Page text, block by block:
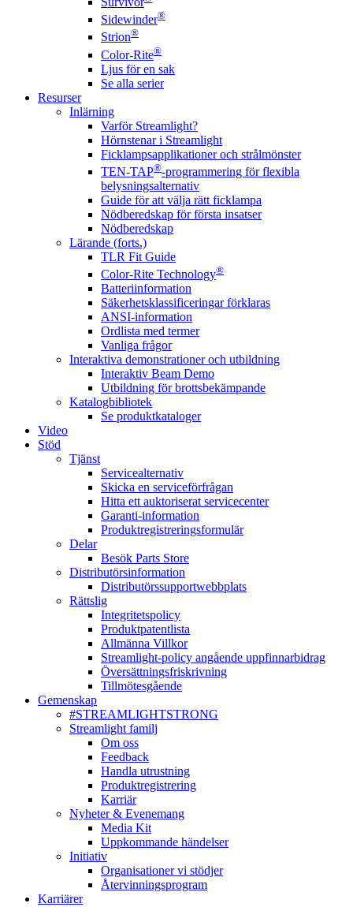
Sidewinder®
Strion®
Color-Rite®
Ljus för en sak
Se alla serier
Resurser
Inlärning
Varför Streamlight?
Hörnstenar i Streamlight
Ficklampsapplikationer och strålmönster
TEN-TAP®-programmering för flexibla
belysningsalternativ
Guide för att välja rätt ficklampa
Nödberedskap för första insatser
Nödberedskap
Lärande (forts.)
TLR Fit Guide
Color-Rite Technology®
Batteriinformation
Säkerhetsklassificeringar förklaras
ANSI-information
Ordlista med termer
Vanliga frågor
Interaktiva demonstrationer och utbildning
Interaktiv Beam Demo
Utbildning för brottsbekämpande
Katalogbibliotek
Se produktkataloger
Video
Stöd
Tjänst
Servicealternativ
Skicka en serviceförfrågan
Hitta ett auktoriserat servicecenter
Garanti-information
Produktregistreringsformulär
Delar
Besök Parts Store
Distributörsinformation
Distributörssupportwebbplats
Rättslig
Integritetspolicy
Produktpatentlista
Allmänna Villkor
Streamlight-policy angående uppfinnarbidrag
Översättningsfriskrivning
Tillmötesgående
Gemenskap
#STREAMLIGHTSTRONG
Streamlight familj
Om oss
Feedback
Handla utrustning
Produktregistrering
Karriär
Nyheter & Evenemang
Media Kit
Uppkommande händelser
Initiativ
Organisationer vi stödjer
Återvinningsprogram
Karriärer